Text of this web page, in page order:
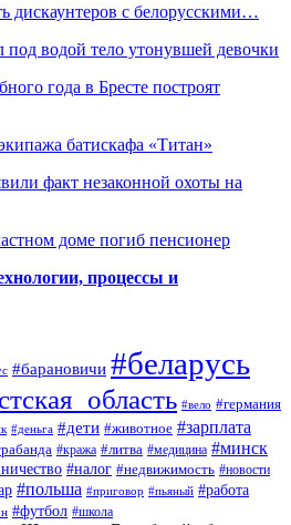
дискаунтеров с белорусскими…
водой тело утонувшей девочки
года в Бресте построят
батискафа «Титан»
факт незаконной охоты на
доме погиб пенсионер
процессы и
#барановичи #беларусь
#вело #германия
#деньга #дети #животное #зарплата
#кража #литва #медицина #минск
#налог #недвижимость #новости
#польша #приговор #пьяный #работа
#футбол #школа